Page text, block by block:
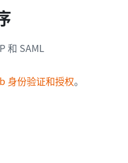
和 SAML
身份验证和授权。